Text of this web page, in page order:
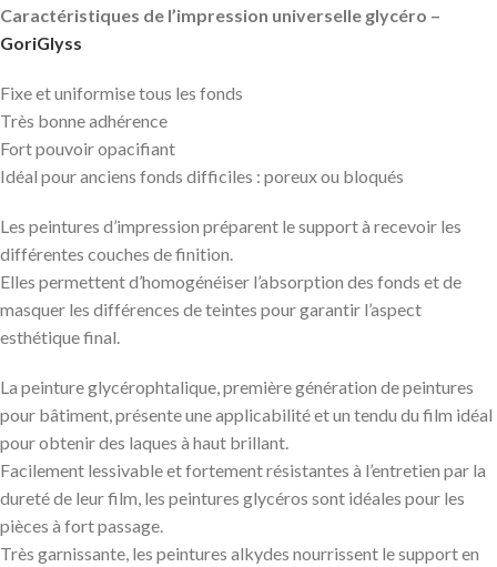
Caractéristiques de l’impression universelle glycéro –
GoriGlyss
Fixe et uniformise tous les fonds
Très bonne adhérence
Fort pouvoir opacifiant
Idéal pour anciens fonds difficiles : poreux ou bloqués
Les peintures d’impression préparent le support à recevoir les
différentes couches de finition.
Elles permettent d’homogénéiser l’absorption des fonds et de
masquer les différences de teintes pour garantir l’aspect
esthétique final.
La peinture glycérophtalique, première génération de peintures
pour bâtiment, présente une applicabilité et un tendu du film idéal
pour obtenir des laques à haut brillant.
Facilement lessivable et fortement résistantes à l’entretien par la
dureté de leur film, les peintures glycéros sont idéales pour les
pièces à fort passage.
Très garnissante, les peintures alkydes nourrissent le support en